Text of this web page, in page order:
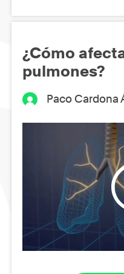
¿Cómo
pulmones?
Paco Cardona